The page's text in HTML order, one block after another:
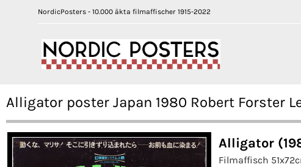
NordicPosters - 10.000 äkta filmaffischer 1915-2022
Alligator poster Japan 1980 Robert Forster
Alligator
Filmaffisch